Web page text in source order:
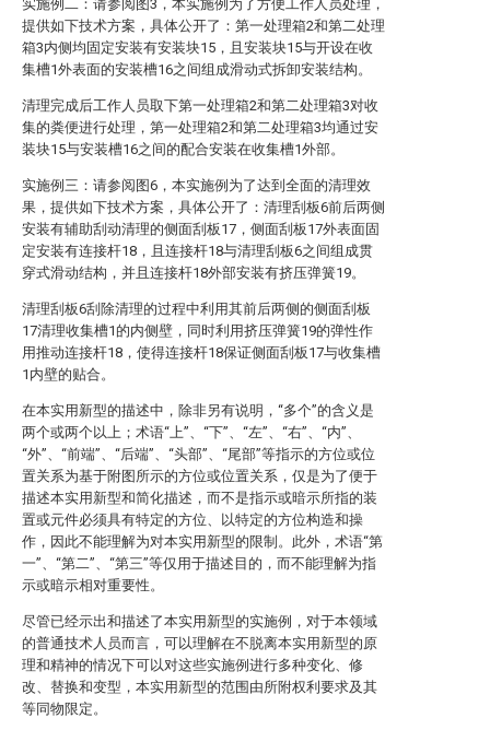
实施例二：请参阅图3，本实施例为了方便工作人员处理，
提供如下技术方案，具体公开了：第一处理箱2和第二处理
箱3内侧均固定安装有安装块15，且安装块15与开设在收
集槽1外表面的安装槽16之间组成滑动式拆卸安装结构。
清理完成后工作人员取下第一处理箱2和第二处理箱3对收
集的粪便进行处理，第一处理箱2和第二处理箱3均通过安
装块15与安装槽16之间的配合安装在收集槽1外部。
实施例三：请参阅图6，本实施例为了达到全面的清理效
果，提供如下技术方案，具体公开了：清理刮板6前后两侧
安装有辅助刮动清理的侧面刮板17，侧面刮板17外表面固
定安装有连接杆18，且连接杆18与清理刮板6之间组成贯
穿式滑动结构，并且连接杆18外部安装有挤压弹簧19。
清理刮板6刮除清理的过程中利用其前后两侧的侧面刮板
17清理收集槽1的内侧壁，同时利用挤压弹簧19的弹性作
用推动连接杆18，使得连接杆18保证侧面刮板17与收集槽
1内壁的贴合。
在本实用新型的描述中，除非另有说明，“多个”的含义是
两个或两个以上；术语“上”、“下”、“左”、“右”、“内”、
“外”、“前端”、“后端”、“头部”、“尾部”等指示的方位或位
置关系为基于附图所示的方位或位置关系，仅是为了便于
描述本实用新型和简化描述，而不是指示或暗示所指的装
置或元件必须具有特定的方位、以特定的方位构造和操
作，因此不能理解为对本实用新型的限制。此外，术语“第
一”、“第二”、“第三”等仅用于描述目的，而不能理解为指
示或暗示相对重要性。
尽管已经示出和描述了本实用新型的实施例，对于本领域
的普通技术人员而言，可以理解在不脱离本实用新型的原
理和精神的情况下可以对这些实施例进行多种变化、修
改、替换和变型，本实用新型的范围由所附权利要求及其
等同物限定。